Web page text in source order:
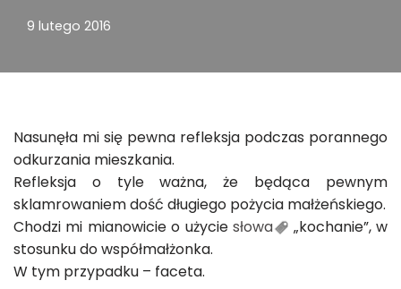
9 lutego 2016
Nasunęła mi się pewna refleksja podczas porannego
odkurzania mieszkania.
Refleksja o tyle ważna, że będąca pewnym
sklamrowaniem dość długiego pożycia małżeńskiego.
Chodzi mi mianowicie o użyciesłowa
„kochanie”, w
stosunku do współmałżonka.
W tym przypadku – faceta.